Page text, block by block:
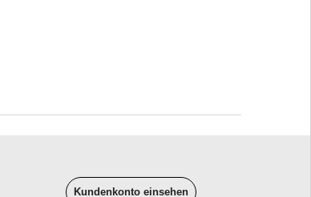
Kundenkonto einsehen